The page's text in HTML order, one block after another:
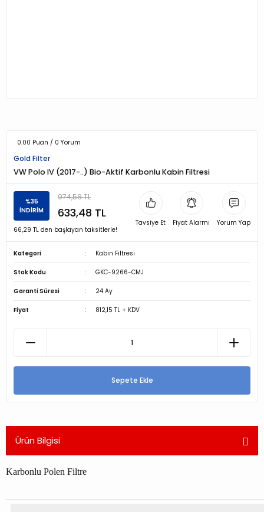
0.00 Puan / 0 Yorum
Gold Filter
VW Polo IV (2017-..) Bio-Aktif Karbonlu Kabin Filtresi
%35
İNDİRİM
974,58 TL
633,48 TL
66,29 TL den başlayan taksitlerle!
Tavsiye Et Fiyat Alarmı Yorum Yap
Kategori Kabin Filtresi
Stok Kodu GKC-9266-CMJ
Garanti Süresi 24 Ay
Fiyat 812,15 TL + KDV
Sepete Ekle
Ürün Bilgisi
Karbonlu Polen Filtre